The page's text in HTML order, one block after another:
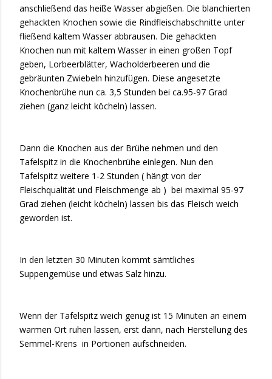
anschließend das heiße Wasser abgießen. Die blanchierten
gehackten Knochen sowie die Rindfleischabschnitte unter
fließend kaltem Wasser abbrausen. Die gehackten
Knochen nun mit kaltem Wasser in einen großen Topf
geben, Lorbeerblätter, Wacholderbeeren und die
gebräunten Zwiebeln hinzufügen. Diese angesetzte
Knochenbrühe nun ca. 3,5 Stunden bei ca.95-97 Grad
ziehen (ganz leicht köcheln) lassen.
Dann die Knochen aus der Brühe nehmen und den
Tafelspitz in die Knochenbrühe einlegen. Nun den
Tafelspitz weitere 1-2 Stunden ( hängt von der
Fleischqualität und Fleischmenge ab ) bei maximal 95-97
Grad ziehen (leicht köcheln) lassen bis das Fleisch weich
geworden ist.
In den letzten 30 Minuten kommt sämtliches
Suppengemüse und etwas Salz hinzu.
Wenn der Tafelspitz weich genug ist 15 Minuten an einem
warmen Ort ruhen lassen, erst dann, nach Herstellung des
Semmel-Krens in Portionen aufschneiden.